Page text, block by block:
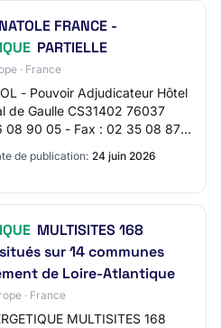
FRANCE -
PARTIELLE
· France
- Pouvoir Adjudicateur Hôtel
de Gaulle CS31402 76037
08 90 05 - Fax : 02 35 08 87
de publication: 24 juin 2026
MULTISITES 168
sur 14 communes
de Loire-Atlantique
· France
MULTISITES 168